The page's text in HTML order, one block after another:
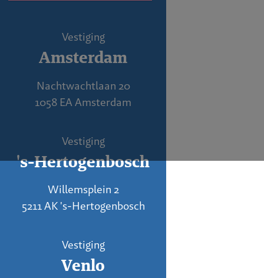
Vestiging
Amsterdam
Nachtwachtlaan 20
1058 EA Amsterdam
Vestiging
's-Hertogenbosch
Willemsplein 2
5211 AK 's-Hertogenbosch
Vestiging
Venlo